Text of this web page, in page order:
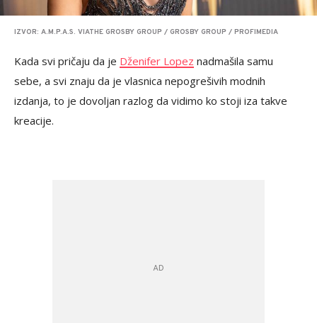
IZVOR: A.M.P.A.S. VIATHE GROSBY GROUP / GROSBY GROUP / PROFIMEDIA
Kada svi pričaju da je Dženifer Lopez nadmašila samu
sebe, a svi znaju da je vlasnica nepogrešivih modnih
izdanja, to je dovoljan razlog da vidimo ko stoji iza takve
kreacije.